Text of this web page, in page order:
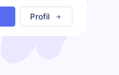
Profil